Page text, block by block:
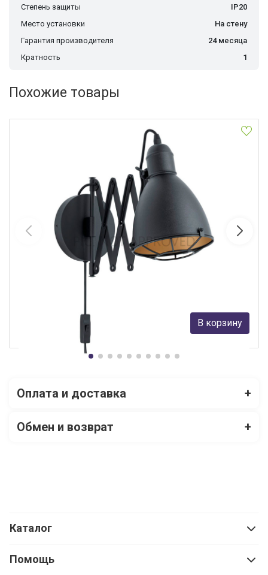
Степень защиты
IP20
Место установки
На стену
Гарантия производителя
24 месяца
Кратность
1
Похожие товары
Бра EGLO 43184
В корзину
Оплата и доставка +
Обмен и возврат +
Каталог
Помощь